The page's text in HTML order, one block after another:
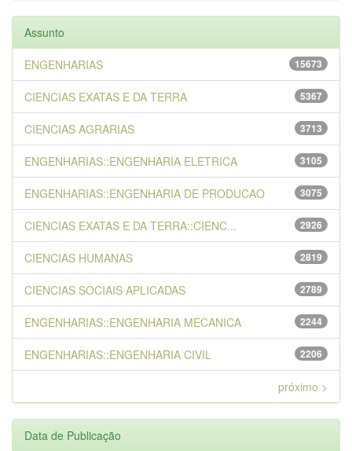
Assunto
15673
ENGENHARIAS
5367
CIENCIAS EXATAS E DA TERRA
3713
CIENCIAS AGRARIAS
3105
ENGENHARIAS::ENGENHARIA ELETRICA
3075
ENGENHARIAS::ENGENHARIA DE PRODUCAO
2926
CIENCIAS EXATAS E DA TERRA::CIENC...
2819
CIENCIAS HUMANAS
2789
CIENCIAS SOCIAIS APLICADAS
2244
ENGENHARIAS::ENGENHARIA MECANICA
2206
ENGENHARIAS::ENGENHARIA CIVIL
próximo >
Data de Publicação